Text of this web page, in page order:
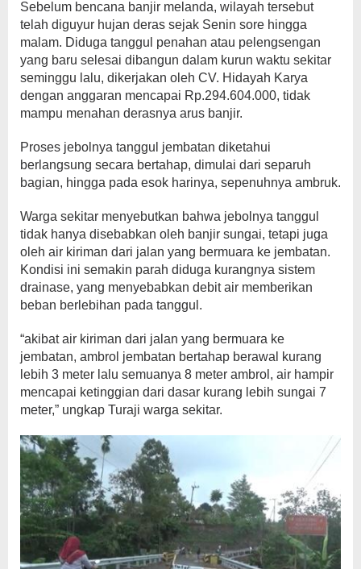
Sebelum bencana banjir melanda, wilayah tersebut
telah diguyur hujan deras sejak Senin sore hingga
malam. Diduga tanggul penahan atau pelengsengan
yang baru selesai dibangun dalam kurun waktu sekitar
seminggu lalu, dikerjakan oleh CV. Hidayah Karya
dengan anggaran mencapai Rp.294.604.000, tidak
mampu menahan derasnya arus banjir.
Proses jebolnya tanggul jembatan diketahui
berlangsung secara bertahap, dimulai dari separuh
bagian, hingga pada esok harinya, sepenuhnya ambruk.
Warga sekitar menyebutkan bahwa jebolnya tanggul
tidak hanya disebabkan oleh banjir sungai, tetapi juga
oleh air kiriman dari jalan yang bermuara ke jembatan.
Kondisi ini semakin parah diduga kurangnya sistem
drainase, yang menyebabkan debit air memberikan
beban berlebihan pada tanggul.
“akibat air kiriman dari jalan yang bermuara ke
jembatan, ambrol jembatan bertahap berawal kurang
lebih 3 meter lalu semuanya 8 meter ambrol, air hampir
mencapai ketinggian dari dasar kurang lebih sungai 7
meter,” ungkap Turaji warga sekitar.